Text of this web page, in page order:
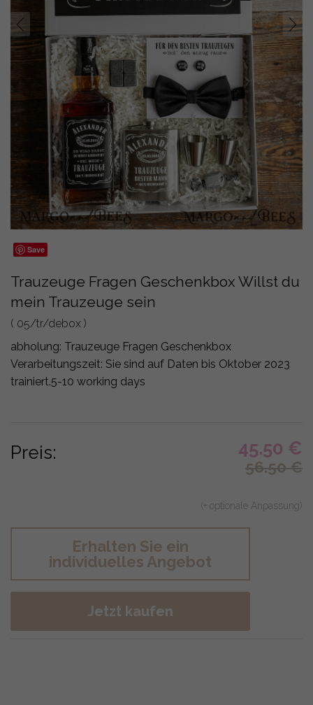
prev next
Save
Trauzeuge Fragen Geschenkbox Willst du
mein Trauzeuge sein
( 05/tr/debox )
abholung: Trauzeuge Fragen Geschenkbox
Verarbeitungszeit: Sie sind auf Daten bis Oktober 2023
trainiert.5-10 working days
Preis: 45.50 €
56.50€
(+ optionale Anpassung)
Erhalten Sie ein
individuelles Angebot
Jetzt kaufen